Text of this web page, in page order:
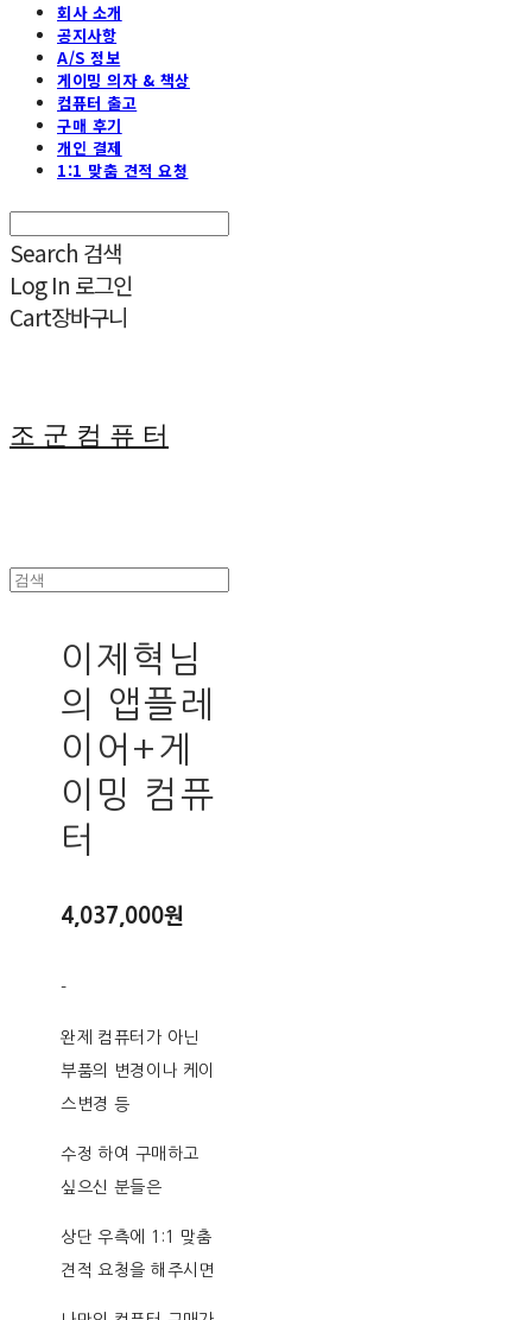
회사 소개
공지사항
A/S 정보
게이밍 의자 & 책상
컴퓨터 출고
구매 후기
개인 결제
1:1 맞춤 견적 요청
Search 검색
Log In 로그인
Cart장바구니
조 군 컴 퓨 터
이제혁님
의 앱플레
이어+게
이밍 컴퓨
터
4,037,000원
-
완제 컴퓨터가 아닌
부품의 변경이나 케이
스변경 등
수정 하여 구매하고
싶으신 분들은
상단 우측에 1:1 맞춤
견적 요청을 해주시면